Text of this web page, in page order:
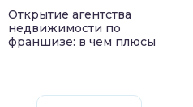
Открытие агентства
недвижимости по
франшизе: в чем плюсы